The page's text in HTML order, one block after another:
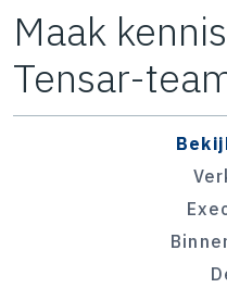
Maak
Tensar-